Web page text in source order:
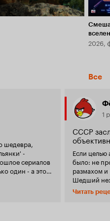
2026,
Все
шедевра,
-
сериалов
Слишком
1
СССР
Если целью
было: не
размахом и
Шедший
канале
добрым и
Читать